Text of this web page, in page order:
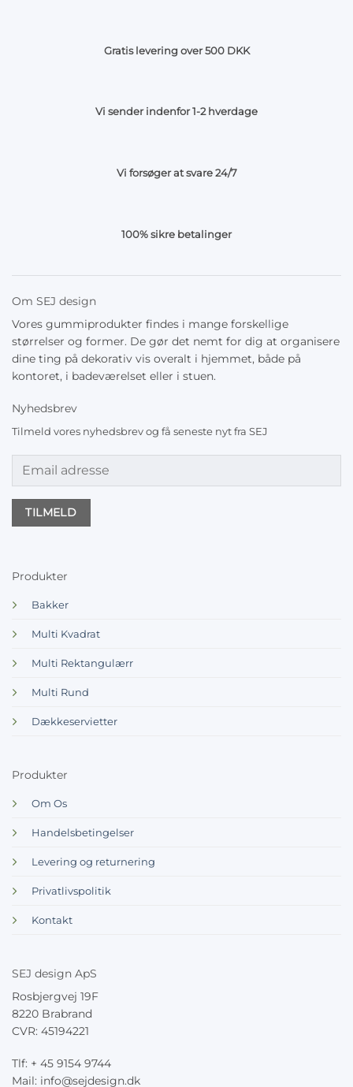
Gratis levering over 500 DKK
Vi sender indenfor 1-2 hverdage
Vi forsøger at svare 24/7
100% sikre betalinger
Om SEJ design
Vores gummiprodukter findes i mange forskellige
størrelser og former. De gør det nemt for dig at organisere
dine ting på dekorativ vis overalt i hjemmet, både på
kontoret, i badeværelset eller i stuen.
Nyhedsbrev
Tilmeld vores nyhedsbrev og få seneste nyt fra SEJ
Produkter
Bakker
Multi Kvadrat
Multi Rektangulærr
Multi Rund
Dækkeservietter
Produkter
Om Os
Handelsbetingelser
Levering og returnering
Privatlivspolitik
Kontakt
SEJ design ApS
Rosbjergvej 19F
8220 Brabrand
CVR: 45194221
Tlf: + 45 9154 9744
Mail: info@sejdesign.dk